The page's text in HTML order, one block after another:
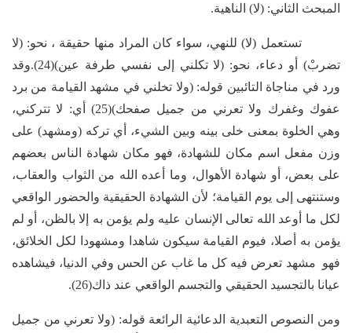
المبحث الثاني: (لا) الناهية.
تستعمل (لا) للنهي، سواء كان المراد منها حقيقة ، نحو: (لا
تضربْ) أو دعاء، نحو: (لا تكلني إلى نفسي طرفة عين)(24).وقد
ورد في مناجاة التائبين قوله: (ولا تخلني في مشهد القيامة من برد
عفوك وغفرك ولا تعرني من جميل صفحك)(25) أي: لا تتركني،
وهي الخلوة بمعنى خلى بينه وبين الشيء، أي تركه (ومشهد) على
وزن مفعل اسم مكان للشهادة، فهو مكان شهادة الناس بعضهم
على بعض، أو شهادة الأهوال، وما أعده الله من الثواب والعقاب،
وستنتهى إلى يوم القيامة؛ لأن الشهادة الحقيقية والحضور الواقعي
لكل ما أوعد الله تعالى الإنسان عليه ولم يؤمن به إلا بالظن، أو لم
يؤمن به أصلا، فيوم القيامة سيكون شاهدا ومشهودا لكل الخلائق،
فهو مشهد تعرض فيه كل ما غاب عن الحس وفي الدنيا، فيشاهده
عيانا بالتجسيد الحقيقي والتجسم الواقعي عند ذاك(26).
ومن النصوص التعبدية الدعائية الرائعة قوله: (ولا تعرني من جميل